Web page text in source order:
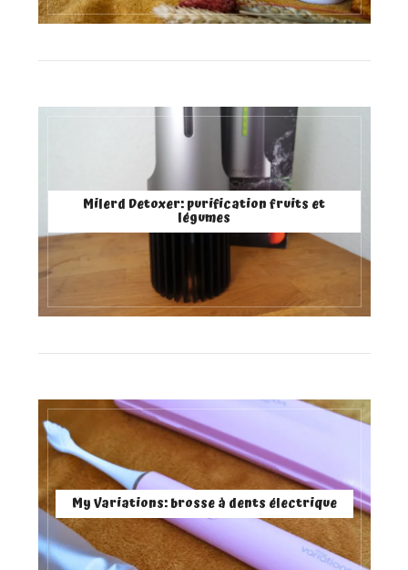
Milerd Detoxer: purification fruits et
légumes
My Variations: brosse à dents électrique